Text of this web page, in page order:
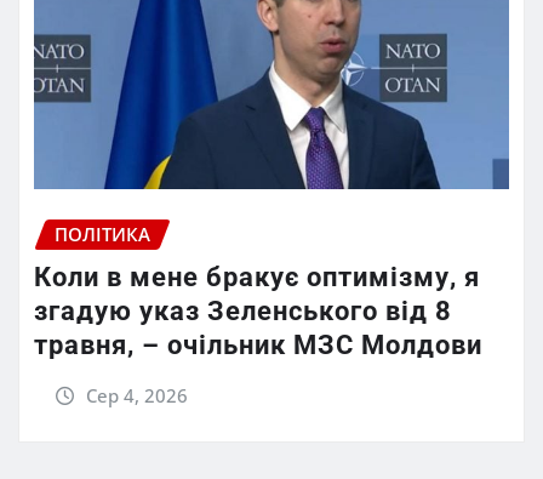
ПОЛІТИКА
Коли в мене бракує оптимізму, я
згадую указ Зеленського від 8
травня, – очільник МЗС Молдови
Сер 4, 2026